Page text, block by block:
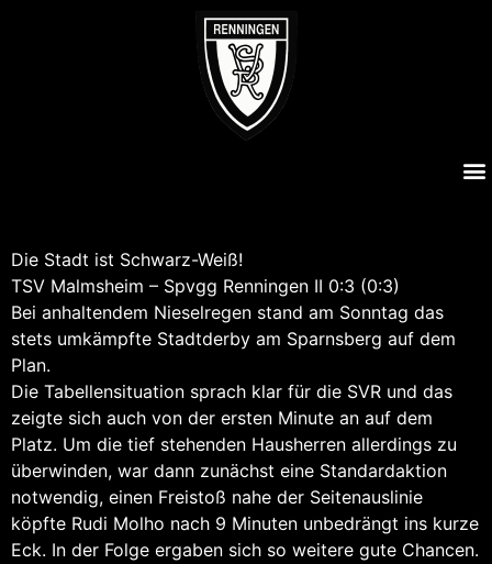
Die Stadt ist Schwarz-Weiß!
TSV Malmsheim – Spvgg Renningen II 0:3 (0:3)
Bei anhaltendem Nieselregen stand am Sonntag das
stets umkämpfte Stadtderby am Sparnsberg auf dem
Plan.
Die Tabellensituation sprach klar für die SVR und das
zeigte sich auch von der ersten Minute an auf dem
Platz. Um die tief stehenden Hausherren allerdings zu
überwinden, war dann zunächst eine Standardaktion
notwendig, einen Freistoß nahe der Seitenauslinie
köpfte Rudi Molho nach 9 Minuten unbedrängt ins kurze
Eck. In der Folge ergaben sich so weitere gute Chancen.